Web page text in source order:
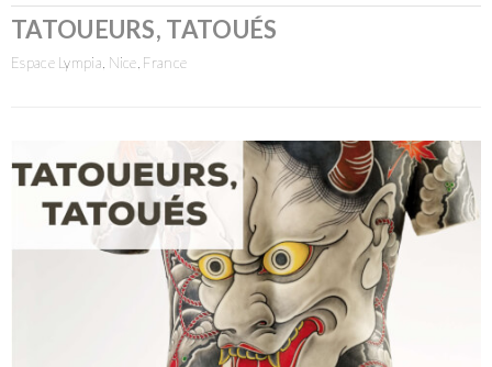
TATOUEURS, TATOUÉS
Espace Lympia, Nice, France